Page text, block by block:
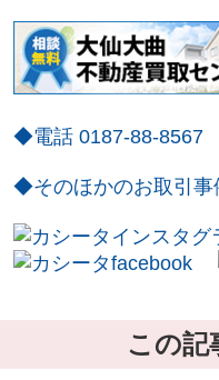
◆電話 0187-88-8567
◆そのほかのお取引事
この記